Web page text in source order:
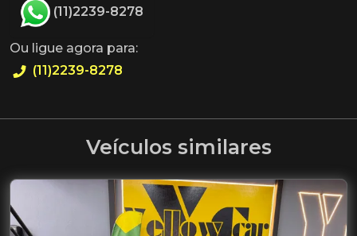
(11)2239-8278
Ou ligue agora para:
(11)2239-8278
Veículos similares